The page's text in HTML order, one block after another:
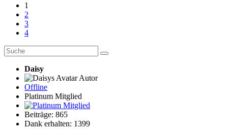
1
2
3
4
Daisy
Autor
Offline
Platinum Mitglied
Beiträge: 865
Dank erhalten: 1399